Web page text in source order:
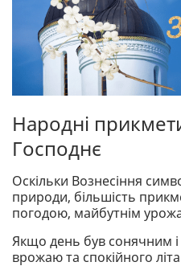
Народні
Господнє
Оскільки Вознесіння
природи, більшість
погодою, майбутнім
Якщо день був сонячним
врожаю та спокійного